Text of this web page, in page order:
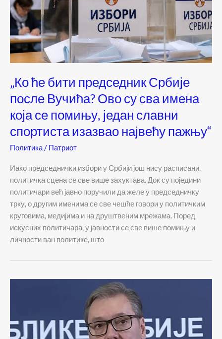
„Ко ће бити председник Србије
после Вучића? Ово су сва имена
која се помињу, један славни
спортиста изазвао највећу пажњу“
Политика / Патриот
Иако председнички избори у Србији још нису расписани,
политичка сцена се све више захуктава. Док су поједини
политичари већ јавно поручили да желе у председничку
трку, о другим именима се све чешће говори у политичким
круговима, медијима и на друштвеним мрежама. Поред
искусних политичара, у јавности се све више помињу и
личности ван политике, што